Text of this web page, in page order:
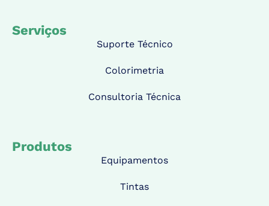
Serviços
Suporte Técnico
Colorimetria
Consultoria Técnica
Produtos
Equipamentos
Tintas